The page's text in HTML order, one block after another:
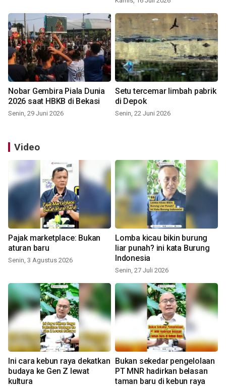
Nobar Gembira Piala Dunia
2026 saat HBKB di Bekasi
Senin, 29 Juni 2026
Setu tercemar limbah pabrik
di Depok
Senin, 22 Juni 2026
Video
Pajak marketplace: Bukan
aturan baru
Senin, 3 Agustus 2026
Lomba kicau bikin burung
liar punah? ini kata Burung
Indonesia
Senin, 27 Juli 2026
Ini cara kebun raya dekatkan
budaya ke Gen Z lewat
kultura
Bukan sekedar pengelolaan
PT MNR hadirkan belasan
taman baru di kebun raya